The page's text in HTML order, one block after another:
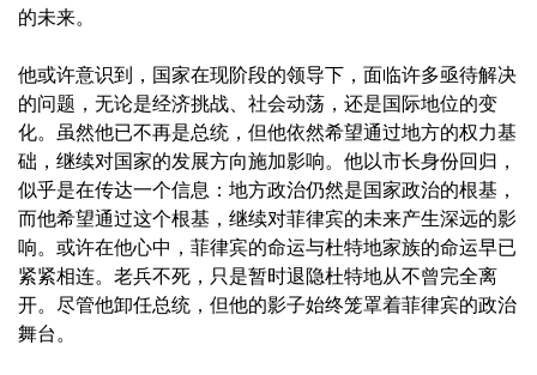
的未来。
他或许意识到，国家在现阶段的领导下，面临许多亟待解决
的问题，无论是经济挑战、社会动荡，还是国际地位的变
化。虽然他已不再是总统，但他依然希望通过地方的权力基
础，继续对国家的发展方向施加影响。他以市长身份回归，
似乎是在传达一个信息：地方政治仍然是国家政治的根基，
而他希望通过这个根基，继续对菲律宾的未来产生深远的影
响。或许在他心中，菲律宾的命运与杜特地家族的命运早已
紧紧相连。老兵不死，只是暂时退隐杜特地从不曾完全离
开。尽管他卸任总统，但他的影子始终笼罩着菲律宾的政治
舞台。